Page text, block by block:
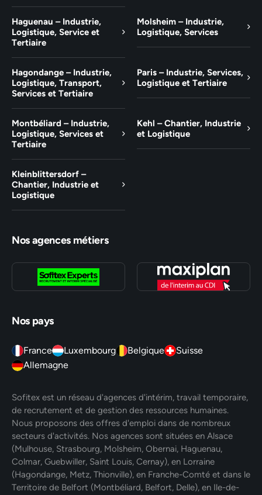
Haguenau – Industrie,
Logistique, Service et
Tertiaire
Molsheim – Industrie,
Logistique, Services
Hagondange – Industrie,
Logistique, Transport,
Services et Tertiaire
Paris – Industrie, Services,
Logistique et Tertiaire
Montbéliard – Industrie,
Logistique, Services et
Tertiaire
Kehl – Chantier, Industrie
et Logistique
Kleinblittersdorf –
Chantier, Industrie et
Logistique
Nos agences métiers
Nos pays
France Luxembourg Belgique
Suisse
Allemagne
Sofitex est un réseau d'agences d'intérim, travail temporaire,
de recrutement et de gestion des ressources humaines.
Nous proposons des offres d'emploi dans de nombreux
secteurs d'activités. Nos agences sont situées en Alsace
(Mulhouse, Strasbourg, Molsheim, Obernai, Haguenau,
Colmar, Guebwiller, Saint Louis, Cernay), en Lorraine
(Hagondange, Metz, Thionville), en Franche-Comté et dans le
Territoire de Belfort (Montbéliard, Belfort, Delle), en Ile-de-